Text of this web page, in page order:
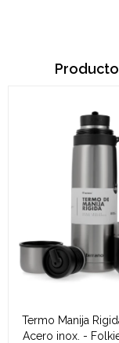
Termo Manija
Acero inox. -